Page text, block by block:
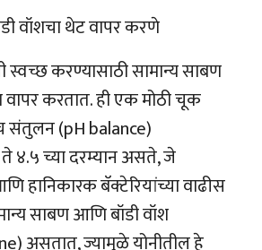
वॉशचा थेट वापर करणे
स्वच्छ करण्यासाठी सामान्य साबण
वापर करतात. ही एक मोठी चूक
संतुलन (pH balance)
ते ४.५ च्या दरम्यान असते, जे
हानिकारक बॅक्टेरियांच्या वाढीस
साबण आणि बॉडी वॉश
असतात, ज्यामुळे योनीतील हे